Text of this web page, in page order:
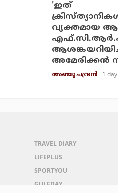
'ഇത്
വ്യക്തമായ
അമേരിക്കന്‍
അഞ്ജു ചന്ദ്രന്‍ 1
TRAVEL DIARY
LIFEPLUS
SPORTYOU
GULFDAY